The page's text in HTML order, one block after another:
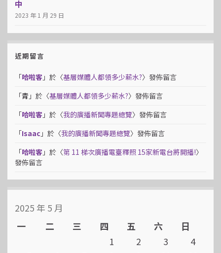
中
2023 年 1 月 29 日
近期留言
「哈啦客 」於〈基層媒體人都領多少薪水?〉發佈留言
「青 」於〈基層媒體人都領多少薪水?〉發佈留言
「哈啦客 」於〈我的廣播新聞專題總覽〉發佈留言
「Isaac 」於〈我的廣播新聞專題總覽〉發佈留言
「哈啦客 」於〈第 11 梯次廣播電臺釋照 15家新電台將開播!〉
發佈留言
2025 年 5 月
一
二 三 四 五 六
日
1
2 3
4